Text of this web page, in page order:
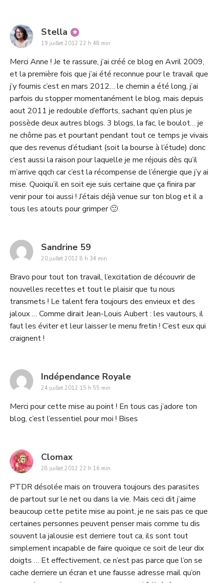
Stella says:
19 juillet 2012 22 h 48 min
Merci Anne ! Je te rassure, j’ai créé ce blog en Avril 2009,
et la première fois que j’ai été reconnue pour le travail que
j’y fournis c’est en mars 2012… le chemin a été long, j’ai
parfois du stopper momentanément le blog, mais depuis
aout 2011 je redouble d’efforts, sachant qu’en plus je
possède deux autres blogs. 3 blogs, la fac, le boulot… je
ne chôme pas et pourtant pendant tout ce temps je vivais
que des revenus d’étudiant (soit la bourse à l’étude) donc
c’est aussi la raison pour laquelle je me réjouis dès qu’il
m’arrive qqch car c’est la récompense de l’énergie que j’y ai
mise. Quoiqu’il en soit eje suis certaine que ça finira par
venir pour toi aussi ! J’étais déjà venue sur ton blog et il a
tous les atouts pour grimper 🙂
Sandrine 59says:
20 juillet 2012 8 h 34 min
Bravo pour tout ton travail, l’excitation de découvrir de
nouvelles recettes et tout le plaisir que tu nous
transmets ! Le talent fera toujours des envieux et des
jaloux … Comme dirait Jean-Louis Aubert : les vautours, il
faut les éviter et leur laisser le menu fretin ! C’est eux qui
craignent !
Indépendance Royalesays:
24 juillet 2012 15 h 55 min
Merci pour cette mise au point ! En tous cas j’adore ton
blog, c’est l’essentiel pour moi ! Bises
Clomaxsays:
28 juillet 2012 22 h 16 min
PTDR désolée mais on trouvera toujours des parasites
de partout sur le net ou dans la vie. Mais ceci dit j’aime
beaucoup cette petite mise au point, je ne sais pas ce que
certaines personnes peuvent penser mais comme tu dis
souvent la jalousie est derriere tout ca, ils sont tout
simplement incapable de faire quoique ce soit de leur dix
doigts … Et effectivement, ce n’est pas parce que l’on se
cache derriere un écran et une fausse adresse mail qu’on